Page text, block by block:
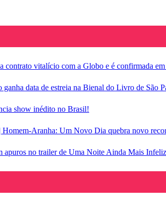
contrato vitalício com a Globo e é confirmada
ganha data de estreia na Bienal do Livro de São
show inédito no Brasil!
Aranha: Um Novo Dia quebra novo
apuros no trailer de Uma Noite Ainda Mais Infeliz